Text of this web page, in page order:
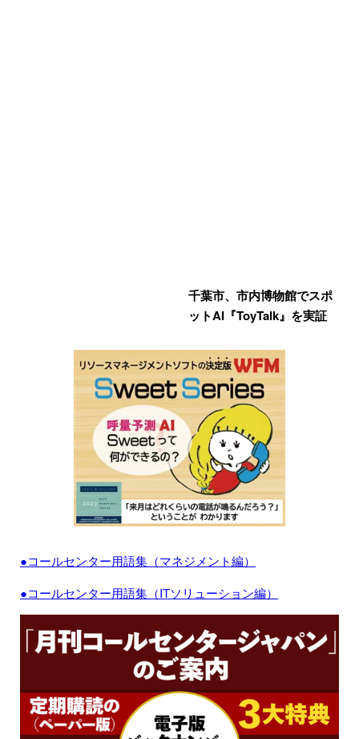
千葉市、市内博物館でスポ
ットAI『ToyTalk』を実証
●コールセンター用語集（マネジメント編）
●コールセンター用語集（ITソリューション編）